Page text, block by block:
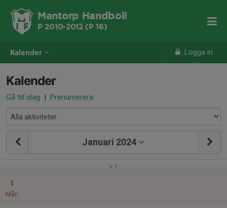
Kalender Logga in
Mantorp Handboll
P 2010-2012 (P 16)
Kalender
Gå till idag | Prenumerera
Januari 2024
v.1
1
Mån